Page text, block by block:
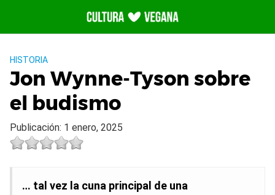
contenido
HISTORIA
Jon Wynne-Tyson sobre
el budismo
Publicación: 1 enero, 2025
… tal vez la cuna principal de una